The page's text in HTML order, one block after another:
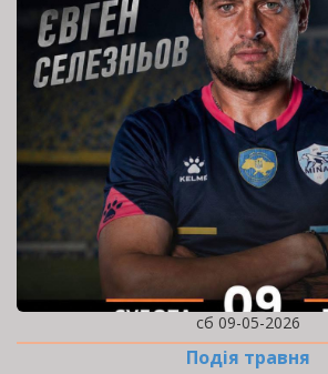
сб 09-05-2026
Подія травня